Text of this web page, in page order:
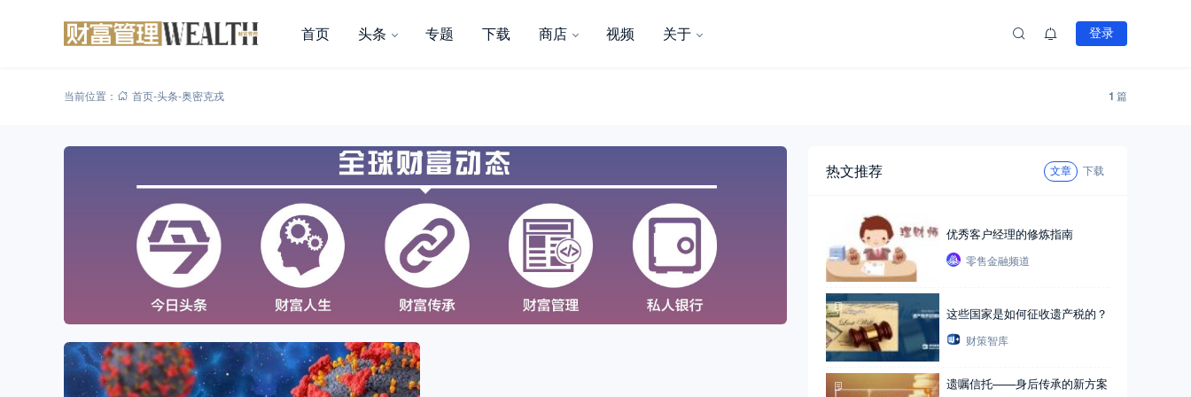
首页 头条 专题 下载 商店 视频 关于 登录
当前位置： 首页-头条-奥密克戎 1 篇
热文推荐 文章 下载
优秀客户经理的修炼指南
零售金融频道
这些国家是如何征收遗产税的？
财策智库
遗嘱信托——身后传承的新方案